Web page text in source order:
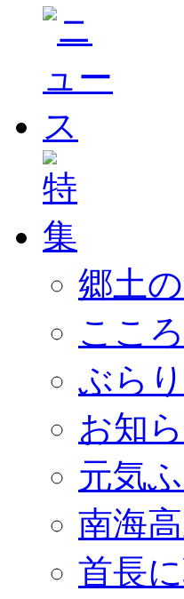
郷土
ここ
ぶら
お知
元気
南海
首長に